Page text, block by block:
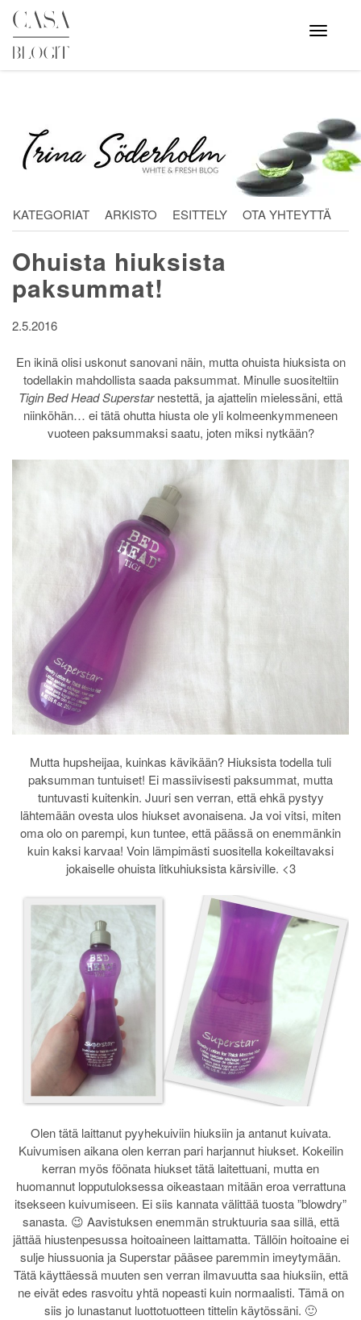
Skip
content
Avaa
valikko
KATEGORIAT ARKISTO ESITTELY OTA YHTEYTTÄ
Ohuista hiuksista
paksummat!
2.5.2016
En ikinä olisi uskonut sanovani näin, mutta ohuista hiuksista on
todellakin mahdollista saada paksummat. Minulle suositeltiin
Tigin Bed Head Superstarnestettä, ja ajattelin mielessäni, että
niinköhän… ei tätä ohutta hiusta ole yli kolmeenkymmeneen
vuoteen paksummaksi saatu, joten miksi nytkään?
Mutta hupsheijaa, kuinkas kävikään? Hiuksista todella tuli
paksumman tuntuiset! Ei massiivisesti paksummat, mutta
tuntuvasti kuitenkin. Juuri sen verran, että ehkä pystyy
lähtemään ovesta ulos hiukset avonaisena. Ja voi vitsi, miten
oma olo on parempi, kun tuntee, että päässä on enemmänkin
kuin kaksi karvaa! Voin lämpimästi suositella kokeiltavaksi
jokaiselle ohuista litkuhiuksista kärsiville. <3
Olen tätä laittanut pyyhekuiviin hiuksiin ja antanut kuivata.
Kuivumisen aikana olen kerran pari harjannut hiukset. Kokeilin
kerran myös föönata hiukset tätä laitettuani, mutta en
huomannut lopputuloksessa oikeastaan mitään eroa verrattuna
itsekseen kuivumiseen. Ei siis kannata välittää tuosta ”blowdry”
sanasta. 😉 Aavistuksen enemmän struktuuria saa sillä, että
jättää hiustenpesussa hoitoaineen laittamatta. Tällöin hoitoaine ei
sulje hiussuonia ja Superstar pääsee paremmin imeytymään.
Tätä käyttäessä muuten sen verran ilmavuutta saa hiuksiin, että
ne eivät edes rasvoitu yhtä nopeasti kuin normaalisti. Tämä on
siis jo lunastanut luottotuotteen tittelin käytössäni. 🙂